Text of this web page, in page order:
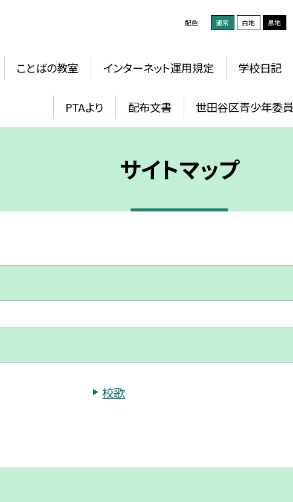
配色 通常 白地 黒地
ことばの教室 インターネット運用規定 学校日記
PTAより 配布文書 世田谷区青少年委員
サイトマップ
校歌